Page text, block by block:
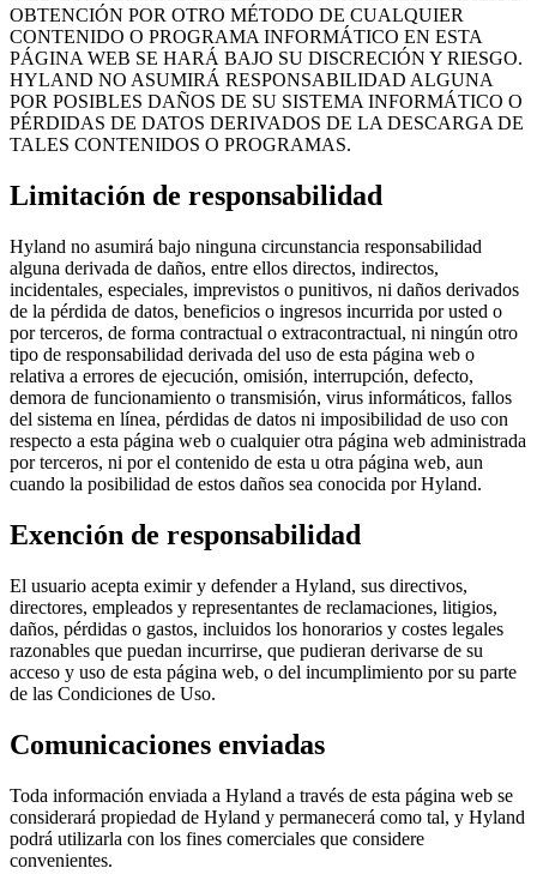
OBTENCIÓN POR OTRO MÉTODO DE CUALQUIER
CONTENIDO O PROGRAMA INFORMÁTICO EN ESTA
PÁGINA WEB SE HARÁ BAJO SU DISCRECIÓN Y RIESGO.
HYLAND NO ASUMIRÁ RESPONSABILIDAD ALGUNA
POR POSIBLES DAÑOS DE SU SISTEMA INFORMÁTICO O
PÉRDIDAS DE DATOS DERIVADOS DE LA DESCARGA DE
TALES CONTENIDOS O PROGRAMAS.
Limitación de responsabilidad
Hyland no asumirá bajo ninguna circunstancia responsabilidad
alguna derivada de daños, entre ellos directos, indirectos,
incidentales, especiales, imprevistos o punitivos, ni daños derivados
de la pérdida de datos, beneficios o ingresos incurrida por usted o
por terceros, de forma contractual o extracontractual, ni ningún otro
tipo de responsabilidad derivada del uso de esta página web o
relativa a errores de ejecución, omisión, interrupción, defecto,
demora de funcionamiento o transmisión, virus informáticos, fallos
del sistema en línea, pérdidas de datos ni imposibilidad de uso con
respecto a esta página web o cualquier otra página web administrada
por terceros, ni por el contenido de esta u otra página web, aun
cuando la posibilidad de estos daños sea conocida por Hyland.
Exención de responsabilidad
El usuario acepta eximir y defender a Hyland, sus directivos,
directores, empleados y representantes de reclamaciones, litigios,
daños, pérdidas o gastos, incluidos los honorarios y costes legales
razonables que puedan incurrirse, que pudieran derivarse de su
acceso y uso de esta página web, o del incumplimiento por su parte
de las Condiciones de Uso.
Comunicaciones enviadas
Toda información enviada a Hyland a través de esta página web se
considerará propiedad de Hyland y permanecerá como tal, y Hyland
podrá utilizarla con los fines comerciales que considere
convenientes.